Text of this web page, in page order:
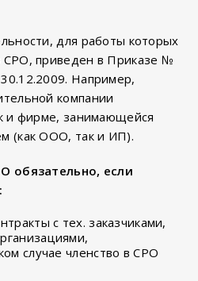
для работы которых
СРО, приведен в Приказе №
Например,
компании
и фирме, занимающейся
(как ООО, так и ИП).
обязательно, если
с тех. заказчиками,
случае членство в СРО